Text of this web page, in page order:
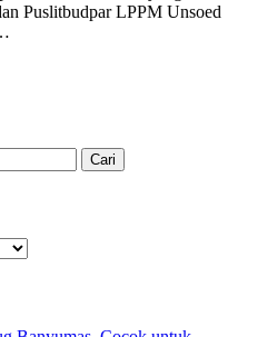
Puslitbudpar LPPM Unsoed